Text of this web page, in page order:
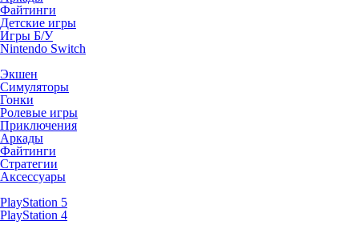
Файтинги
Детские игры
Игры Б/У
Nintendo Switch
Экшен
Симуляторы
Гонки
Ролевые игры
Приключения
Аркады
Файтинги
Стратегии
Аксессуары
PlayStation 5
PlayStation 4